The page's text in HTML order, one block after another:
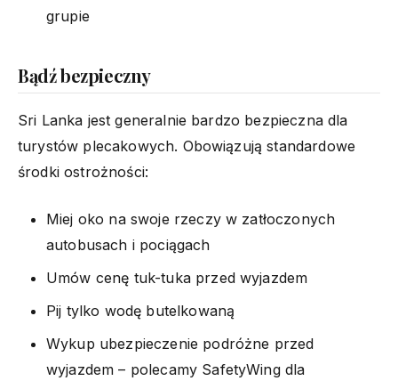
grupie
Bądź bezpieczny
Sri Lanka jest generalnie bardzo bezpieczna dla
turystów plecakowych. Obowiązują standardowe
środki ostrożności:
Miej oko na swoje rzeczy w zatłoczonych
autobusach i pociągach
Umów cenę tuk-tuka przed wyjazdem
Pij tylko wodę butelkowaną
Wykup ubezpieczenie podróżne przed
wyjazdem – polecamy SafetyWing dla